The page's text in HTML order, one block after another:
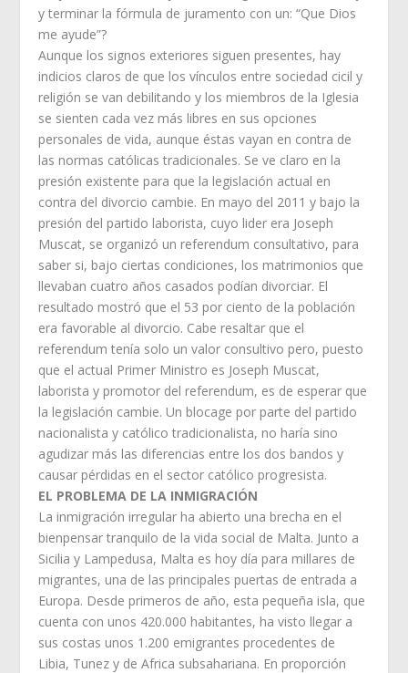
y terminar la fórmula de juramento con un: “Que Dios
me ayude”?
Aunque los signos exteriores siguen presentes, hay
indicios claros de que los vínculos entre sociedad cicil y
religión se van debilitando y los miembros de la Iglesia
se sienten cada vez más libres en sus opciones
personales de vida, aunque éstas vayan en contra de
las normas católicas tradicionales. Se ve claro en la
presión existente para que la legislación actual en
contra del divorcio cambie. En mayo del 2011 y bajo la
presión del partido laborista, cuyo lider era Joseph
Muscat, se organizó un referendum consultativo, para
saber si, bajo ciertas condiciones, los matrimonios que
llevaban cuatro años casados podían divorciar. El
resultado mostró que el 53 por ciento de la población
era favorable al divorcio. Cabe resaltar que el
referendum tenía solo un valor consultivo pero, puesto
que el actual Primer Ministro es Joseph Muscat,
laborista y promotor del referendum, es de esperar que
la legislación cambie. Un blocage por parte del partido
nacionalista y católico tradicionalista, no haría sino
agudizar más las diferencias entre los dos bandos y
causar pérdidas en el sector católico progresista.
EL PROBLEMA DE LA INMIGRACIÓN
La inmigración irregular ha abierto una brecha en el
bienpensar tranquilo de la vida social de Malta. Junto a
Sicilia y Lampedusa, Malta es hoy día para millares de
migrantes, una de las principales puertas de entrada a
Europa. Desde primeros de año, esta pequeña isla, que
cuenta con unos 420.000 habitantes, ha visto llegar a
sus costas unos 1.200 emigrantes procedentes de
Libia, Tunez y de Africa subsahariana. En proporción